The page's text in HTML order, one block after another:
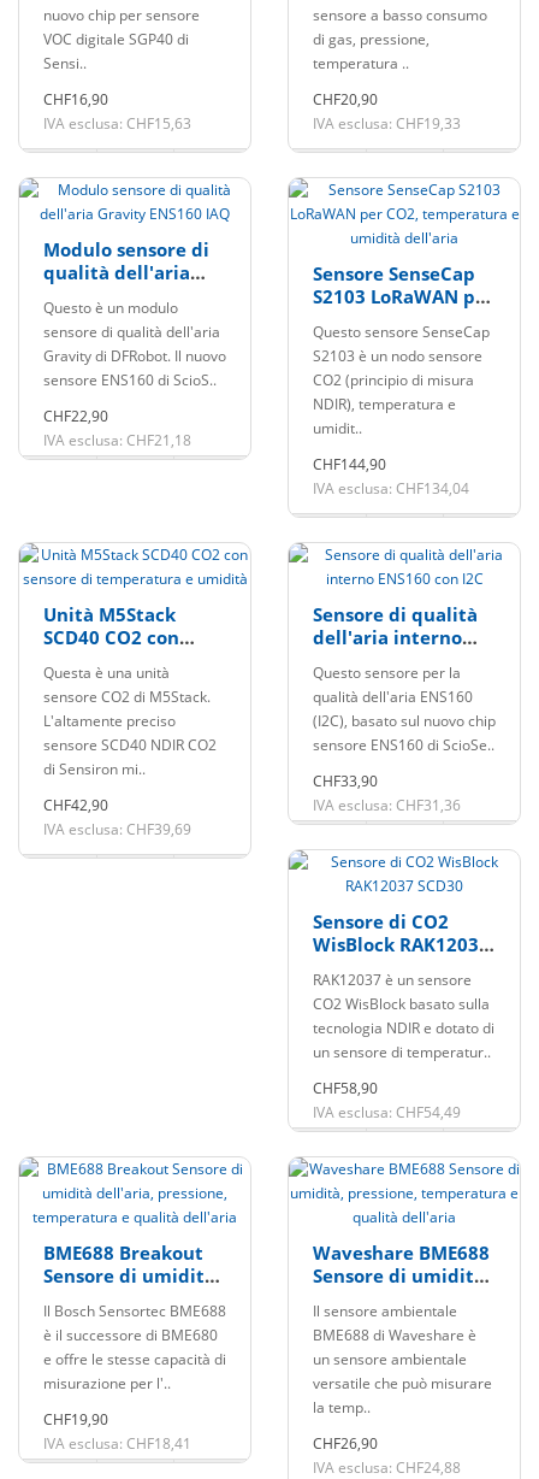
nuovo chip per sensore
VOC digitale SGP40 di
Sensi..
CHF16,90
IVA esclusa: CHF15,63
sensore a basso consumo
di gas, pressione,
temperatura ..
CHF20,90
IVA esclusa: CHF19,33
Modulo sensore di
qualità dell'aria
Questo è un modulo
sensore di qualità dell'aria
Gravity di DFRobot. Il nuovo
sensore ENS160 di ScioS..
CHF22,90
IVA esclusa: CHF21,18
Sensore SenseCap
S2103 LoRaWAN per
umidità dell'aria
Questo sensore SenseCap
S2103 è un nodo sensore
CO2 (principio di misura
NDIR), temperatura e
umidit..
CHF144,90
IVA esclusa: CHF134,04
Unità M5Stack
SCD40 CO2 con
temperatura e
umidità
Questa è una unità
sensore CO2 di M5Stack.
L'altamente preciso
sensore SCD40 NDIR CO2
di Sensiron mi..
CHF42,90
IVA esclusa: CHF39,69
Sensore di qualità
dell'aria interno
Questo sensore per la
qualità dell'aria ENS160
(I2C), basato sul nuovo chip
sensore ENS160 di ScioSe..
CHF33,90
IVA esclusa: CHF31,36
Sensore di CO2
WisBlock RAK12037
RAK12037 è un sensore
CO2 WisBlock basato sulla
tecnologia NDIR e dotato di
un sensore di temperatur..
CHF58,90
IVA esclusa: CHF54,49
BME688 Breakout
Sensore di umidità
temperatura e
qualità dell'aria
Il Bosch Sensortec BME688
è il successore di BME680
e offre le stesse capacità di
misurazione per l'..
CHF19,90
IVA esclusa: CHF18,41
Waveshare BME688
Sensore di umidità,
temperatura e
qualità dell'aria
Il sensore ambientale
BME688 di Waveshare è
un sensore ambientale
versatile che può misurare
la temp..
CHF26,90
IVA esclusa: CHF24,88